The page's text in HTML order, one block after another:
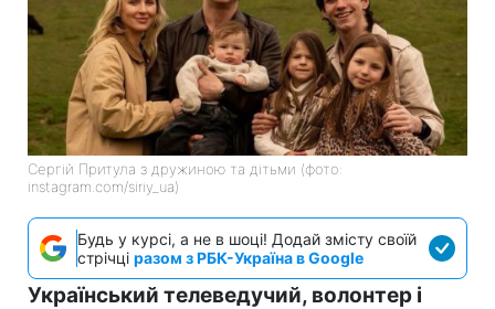
Сергій Притула з дружиною та дітьми (фото:
instagram.com/siriy_ua)
Будь у курсі, а не в шоці! Додай змісту своїй
стрічці разом з РБК-Україна в Google
Український телеведучий, волонтер і